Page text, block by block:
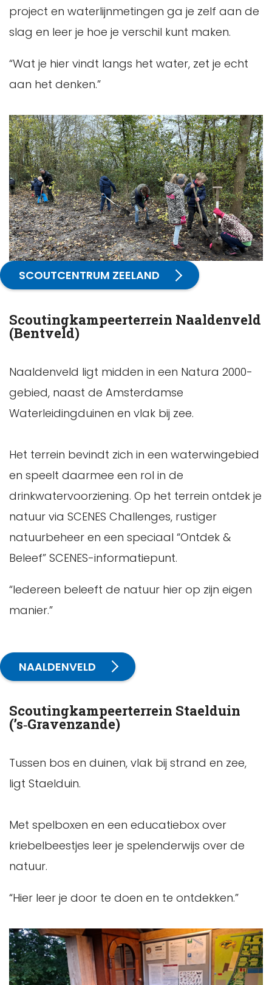
project en waterlijnmetingen ga je zelf aan de
slag en leer je hoe je verschil kunt maken.
“Wat je hier vindt langs het water, zet je echt
aan het denken.”
SCOUTCENTRUM ZEELAND
Scoutingkampeerterrein Naaldenveld
(Bentveld)
Naaldenveld ligt midden in een Natura 2000-
gebied, naast de Amsterdamse
Waterleidingduinen en vlak bij zee.
Het terrein bevindt zich in een waterwingebied
en speelt daarmee een rol in de
drinkwatervoorziening. Op het terrein ontdek je
natuur via SCENES Challenges, rustiger
natuurbeheer en een speciaal “Ontdek &
Beleef” SCENES-informatiepunt.
“Iedereen beleeft de natuur hier op zijn eigen
manier.”
NAALDENVELD
Scoutingkampeerterrein Staelduin
(’s‑Gravenzande)
Tussen bos en duinen, vlak bij strand en zee,
ligt Staelduin.
Met spelboxen en een educatiebox over
kriebelbeestjes leer je spelenderwijs over de
natuur.
“Hier leer je door te doen en te ontdekken.”